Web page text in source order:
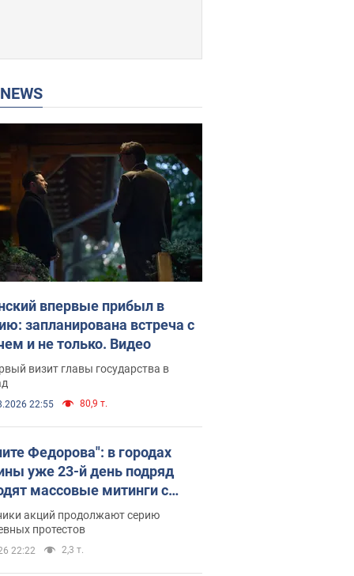
NEWS
впервые прибыл в
запланирована встреча с
и не только. Видео
визит главы государства в
22:55 80,9 т.
Федорова": в городах
уже 23-й день подряд
массовые митинги с
Фото и видео
акций продолжают серию
протестов
22:22 2,3 т.